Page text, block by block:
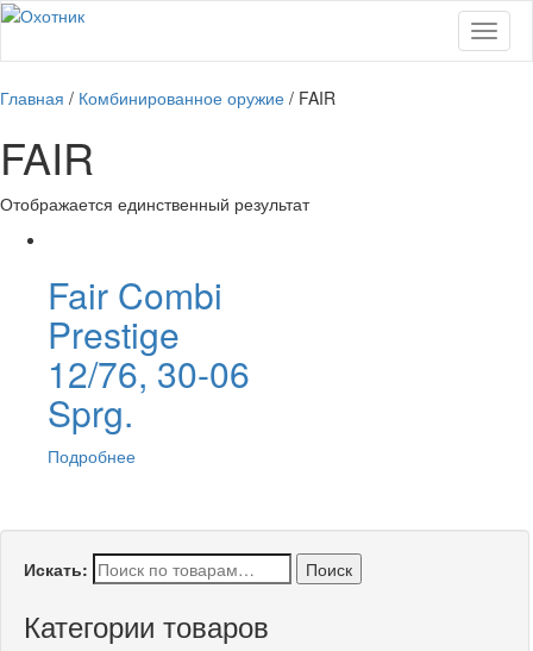
Skip
main
Главная / Комбинированное оружие / FAIR
FAIR
Отображается единственный результат
Fair Combi
Prestige
12/76, 30-06
Sprg.
Подробнее
Искать:
Категории товаров